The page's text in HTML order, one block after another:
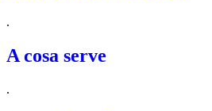
.
A cosa serve
.